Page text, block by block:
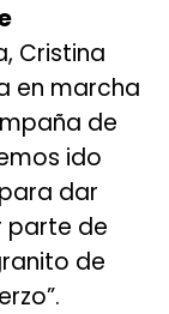
Cristina
en marcha
de
ido
dar
parte de
de